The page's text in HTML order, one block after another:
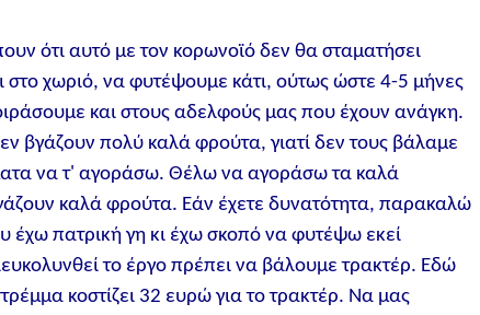
ότι αυτό με τον κορωνοϊό δεν θα σταματήσει
χωριό, να φυτέψουμε κάτι, ούτως ώστε 4-5 μήνες
και στους αδελφούς μας που έχουν ανάγκη.
βγάζουν πολύ καλά φρούτα, γιατί δεν τους βάλαμε
να τ' αγοράσω. Θέλω να αγοράσω τα καλά
καλά φρούτα. Εάν έχετε δυνατότητα, παρακαλώ
έχω πατρική γη κι έχω σκοπό να φυτέψω εκεί
το έργο πρέπει να βάλουμε τρακτέρ. Εδώ
κοστίζει 32 ευρώ για το τρακτέρ. Να μας